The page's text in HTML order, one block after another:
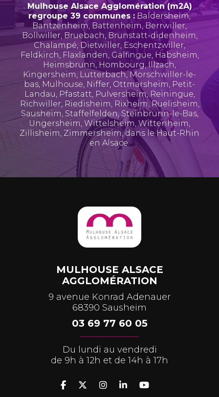
Mulhouse Alsace Agglomération (m2A)
regroupe 39 communes : Baldersheim,
Bantzenheim, Battenheim, Berrwiller,
Bollwiller, Bruebach,Brunstatt-didenheim,
Chalampé, Dietwiller, Eschentzwiller,
Feldkirch, Flaxlanden,Galfingue, Habsheim,
Heimsbrunn, Hombourg,Illzach,
Kingersheim, Lutterbach, Morschwiller-le-
bas, Mulhouse, Niffer, Ottmarsheim, Petit-
Landau, Pfastatt, Pulversheim, Reiningue,
Richwiller, Riedisheim, Rixheim,Ruelisheim,
Sausheim, Staffelfelden, Steinbrunn-le-Bas,
Ungersheim, Wittelsheim,Wittenheim,
Zillisheim, Zimmersheim, dans le Haut-Rhin
en Alsace.
MULHOUSE ALSACE
AGGLOMÉRATION
9 avenue Konrad Adenauer
68390 Sausheim
03 69 77 60 05
Du lundi au vendredi
de 9h à 12h et de 14h à 17h